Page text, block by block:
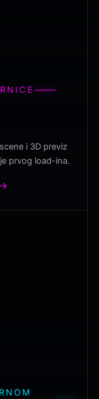
i 3D previz
prvog load-ina.